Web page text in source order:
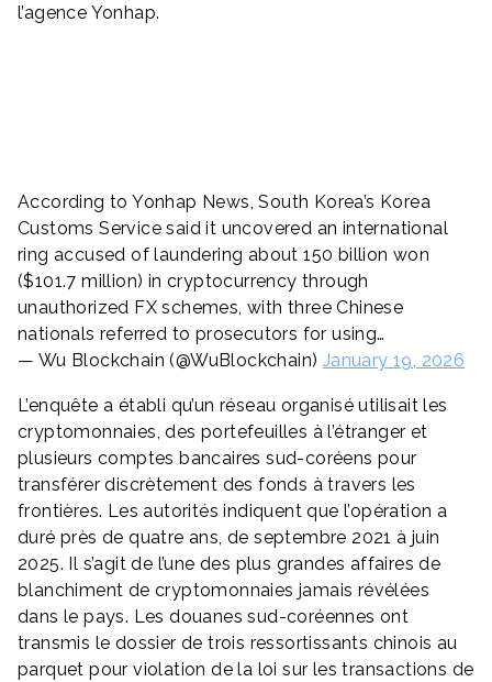
l’agence Yonhap.
According to Yonhap News, South Korea’s Korea
Customs Service said it uncovered an international
ring accused of laundering about 150 billion won
($101.7 million) in cryptocurrency through
unauthorized FX schemes, with three Chinese
nationals referred to prosecutors for using…
— Wu Blockchain (@WuBlockchain) January 19, 2026
L’enquête a établi qu’un réseau organisé utilisait les
cryptomonnaies, des portefeuilles à l’étranger et
plusieurs comptes bancaires sud-coréens pour
transférer discrètement des fonds à travers les
frontières. Les autorités indiquent que l’opération a
duré près de quatre ans, de septembre 2021 à juin
2025. Il s’agit de l’une des plus grandes affaires de
blanchiment de cryptomonnaies jamais révélées
dans le pays. Les douanes sud-coréennes ont
transmis le dossier de trois ressortissants chinois au
parquet pour violation de la loi sur les transactions de